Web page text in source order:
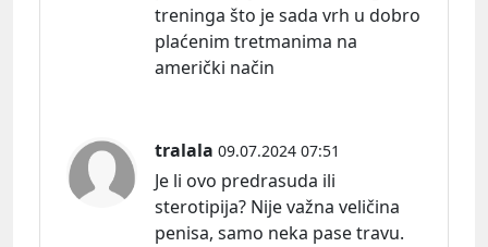
treninga što je sada vrh u dobro
plaćenim tretmanima na
američki način
tralala 09.07.2024 07:51
Je li ovo predrasuda ili
sterotipija? Nije važna veličina
penisa, samo neka pase travu.